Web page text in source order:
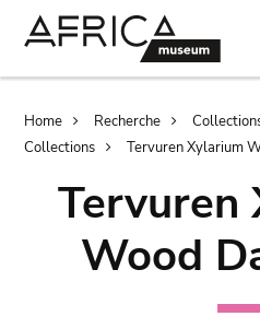
Breadcrumb
Home Recherche
Collections
Tervuren Xylarium
Tervuren
Wood